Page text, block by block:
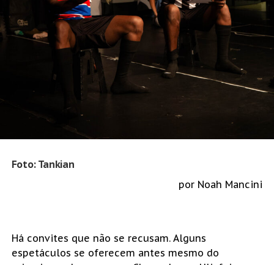
Foto: Tankian
por Noah Mancini
Há convites que não se recusam. Alguns
espetáculos se oferecem antes mesmo do